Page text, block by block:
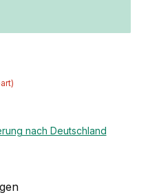
nach Deutschland